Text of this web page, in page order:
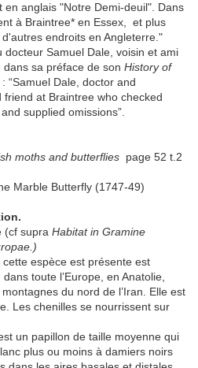
en anglais "Notre Demi-deuil". Dans
à Braintree* en Essex, et plus
endroits en Angleterre."
Samuel Dale, voisin et ami
sa préface de son History of
“Samuel Dale, doctor and
at Braintree who checked
supplied omissions”.
moths and butterflies page 52 t.2
Marble Butterfly (1747-49)
(cf supra Habitat in Gramine
espèce est présente est
toute l’Europe, en Anatolie,
du nord de l’Iran. Elle est
Les chenilles se nourrissent sur
un papillon de taille moyenne qui
plus ou moins à damiers noirs